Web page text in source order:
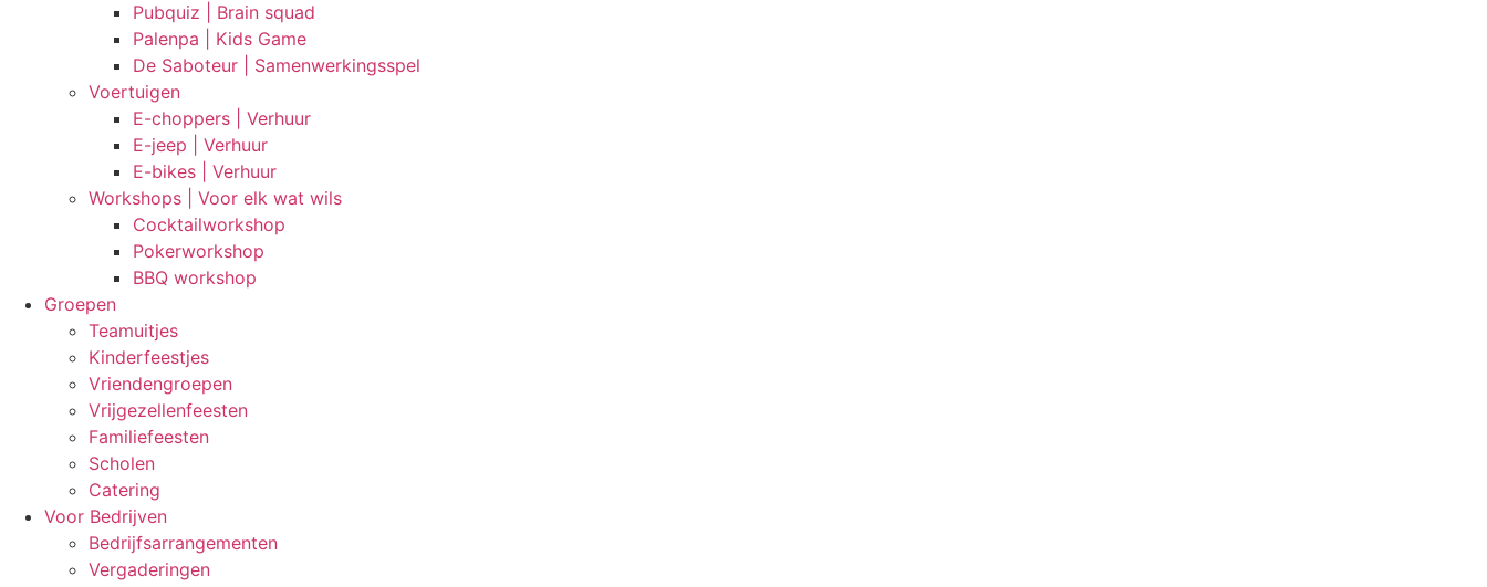
Pubquiz | Brain squad
Palenpa | Kids Game
De Saboteur | Samenwerkingsspel
Voertuigen
E-choppers | Verhuur
E-jeep | Verhuur
E-bikes | Verhuur
Workshops | Voor elk wat wils
Cocktailworkshop
Pokerworkshop
BBQ workshop
Groepen
Teamuitjes
Kinderfeestjes
Vriendengroepen
Vrijgezellenfeesten
Familiefeesten
Scholen
Catering
Voor Bedrijven
Bedrijfsarrangementen
Vergaderingen